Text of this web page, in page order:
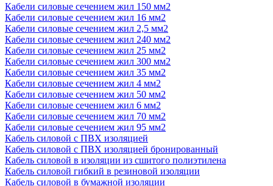
Кабели силовые сечением жил 150 мм2
Кабели силовые сечением жил 16 мм2
Кабели силовые сечением жил 2,5 мм2
Кабели силовые сечением жил 240 мм2
Кабели силовые сечением жил 25 мм2
Кабели силовые сечением жил 300 мм2
Кабели силовые сечением жил 35 мм2
Кабели силовые сечением жил 4 мм2
Кабели силовые сечением жил 50 мм2
Кабели силовые сечением жил 6 мм2
Кабели силовые сечением жил 70 мм2
Кабели силовые сечением жил 95 мм2
Кабель силовой с ПВХ изоляцией
Кабель силовой с ПВХ изоляцией бронированный
Кабель силовой в изоляции из сшитого полиэтилена
Кабель силовой гибкий в резиновой изоляции
Кабель силовой в бумажной изоляции